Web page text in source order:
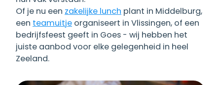
Of je nu een zakelijke lunch plant in Middelburg,
een teamuitje organiseert in Vlissingen, of een
bedrijfsfeest geeft in Goes - wij hebben het
juiste aanbod voor elke gelegenheid in heel
Zeeland.